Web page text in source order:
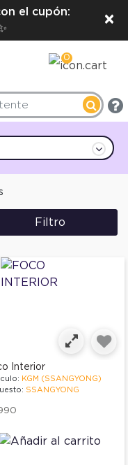
el cupón:
×
0
Filtro
Interior
KGM (SSANGYONG)
SSANGYONG